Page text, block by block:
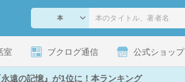
室 ブクログ通信 公式ショップ
永遠の記憶』が1位に！本ランキング